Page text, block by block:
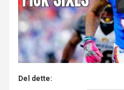
Del dette: